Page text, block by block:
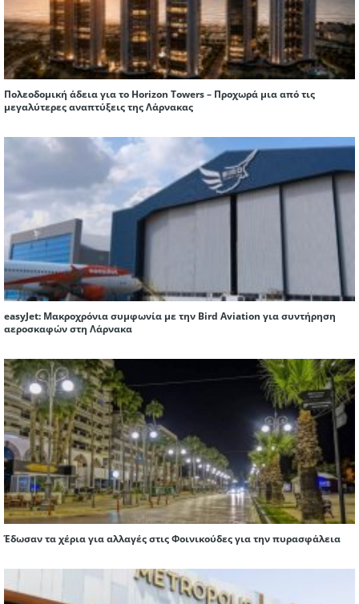
Πολεοδομική άδεια για το Horizon Towers – Προχωρά μια από τις
μεγαλύτερες αναπτύξεις της Λάρνακας
easyJet: Μακροχρόνια συμφωνία με την Bird Aviation για συντήρηση
αεροσκαφών στη Λάρνακα
Έδωσαν τα χέρια για αλλαγές στις Φοινικούδες για την πυρασφάλεια